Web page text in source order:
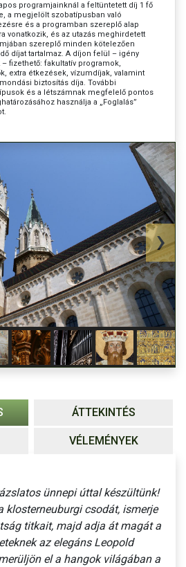
programjainknál a feltüntetett díj 1 fő
a megjelölt szobatípusban való
és a programban szereplő alap
vonatkozik, és az utazás meghirdetett
szereplő minden kötelezően
díjat tartalmaz. A díjon felül – igény
– fizethető: fakultatív programok,
extra étkezések, vízumdíjak, valamint
biztosítás díja. További
és a létszámnak megfelelő pontos
használja a „Foglalás”
ÁTTEKINTÉS
VÉLEMÉNYEK
ünnepi úttal készültünk!
klosterneuburgi csodát, ismerje
titkait, majd adja át magát a
az elegáns Leopold
el a hangok világában a